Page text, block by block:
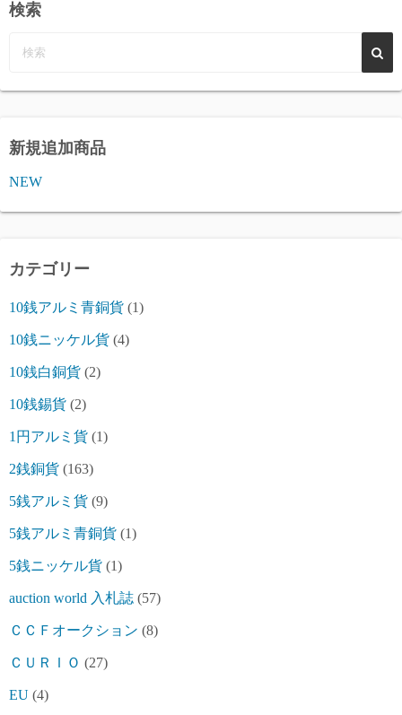
検索
新規追加商品
NEW
カテゴリー
10銭アルミ青銅貨 (1)
10銭ニッケル貨 (4)
10銭白銅貨 (2)
10銭錫貨 (2)
1円アルミ貨 (1)
2銭銅貨 (163)
5銭アルミ貨 (9)
5銭アルミ青銅貨 (1)
5銭ニッケル貨 (1)
auction world 入札誌 (57)
ＣＣＦオークション (8)
ＣＵＲＩＯ (27)
EU (4)